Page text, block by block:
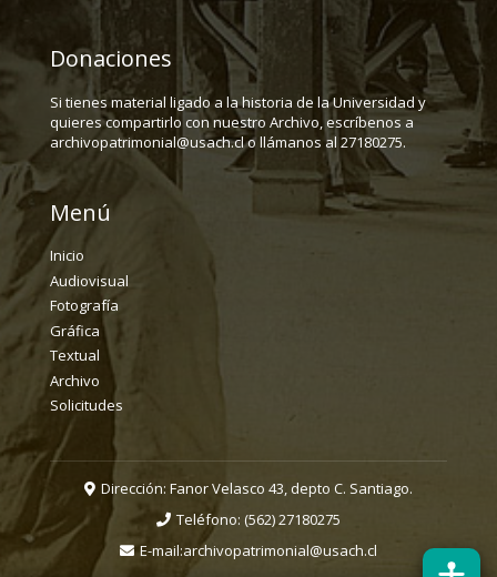
Donaciones
Si tienes material ligado a la historia de la Universidad y
quieres compartirlo con nuestro Archivo, escríbenos a
archivopatrimonial@usach.cl o llámanos al 27180275.
Menú
Inicio
Audiovisual
Fotografía
Gráfica
Textual
Archivo
Solicitudes
Dirección: Fanor Velasco 43, depto C. Santiago.
Teléfono: (562) 27180275
E-mail:archivopatrimonial@usach.cl